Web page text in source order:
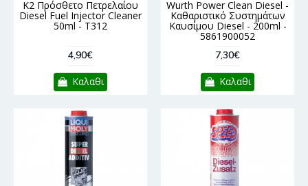
K2 Πρόσθετο Πετρελαίου
Diesel Fuel Injector Cleaner
50ml - T312
4,90€
Καλαθι
Wurth Power Clean Diesel -
Καθαριστικό Συστημάτων
Καυσίμου Diesel - 200ml -
5861900052
7,30€
Καλαθι